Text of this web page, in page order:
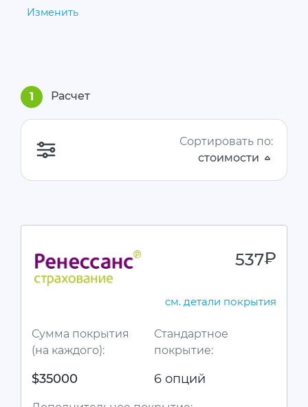
Изменить
1 Расчет
Сортировать по:
стоимости
537руб.
см. детали покрытия
Сумма покрытия
(на каждого):
$35000
Стандартное
покрытие:
6 опций